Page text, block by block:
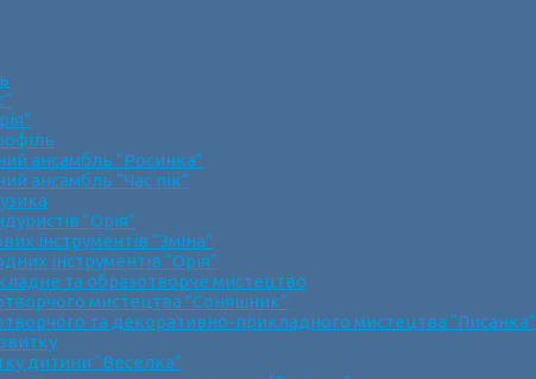
ансамбль “Росинка”
ансамбль “Час пік”
“Орія”
інструментів “Зміна”
інструментів “Орія”
та образотворче мистецтво
мистецтва “Соняшник”
та декоративно-прикладного мистецтва “Писанка”
дитини “Веселка”